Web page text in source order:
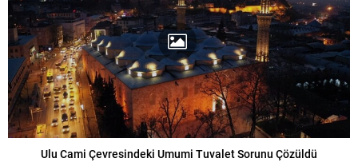
Ulu Cami Çevresindeki Umumi Tuvalet Sorunu Çözüldü